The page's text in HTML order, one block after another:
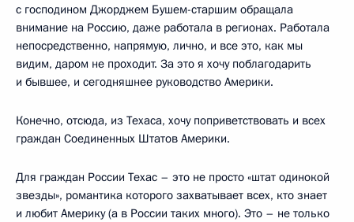
с господином Джорджем Бушем-старшим обращала
внимание на Россию, даже работала в регионах. Работала
непосредственно, напрямую, лично, и все это, как мы
видим, даром не проходит. За это я хочу поблагодарить
и бывшее, и сегодняшнее руководство Америки.
Конечно, отсюда, из Техаса, хочу поприветствовать и всех
граждан Соединенных Штатов Америки.
Для граждан России Техас – это не просто «штат одинокой
звезды», романтика которого захватывает всех, кто знает
и любит Америку (а в России таких много). Это – не только